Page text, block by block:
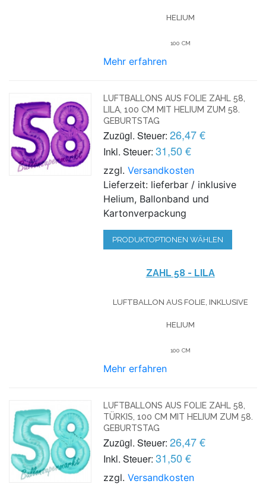
HELIUM
100 CM
Mehr erfahren
LUFTBALLONS AUS FOLIE ZAHL 58,
LILA, 100 CM MIT HELIUM ZUM 58.
GEBURTSTAG
Zuzügl. Steuer: 26,47 €
Inkl. Steuer: 31,50 €
zzgl.Versandkosten
Lieferzeit: lieferbar / inklusive
Helium, Ballonband und
Kartonverpackung
PRODUKTOPTIONEN WÄHLEN
ZAHL 58 - LILA
LUFTBALLON AUS FOLIE, INKLUSIVE
HELIUM
100 CM
Mehr erfahren
LUFTBALLONS AUS FOLIE ZAHL 58,
TÜRKIS, 100 CM MIT HELIUM ZUM 58.
GEBURTSTAG
Zuzügl. Steuer: 26,47 €
Inkl. Steuer: 31,50 €
zzgl.Versandkosten